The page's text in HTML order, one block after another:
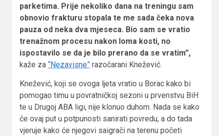
parketima. Prije nekoliko dana na treningu sam
obnovio frakturu stopala te me sada čeka nova
pauza od neka dva mjeseca. Bio sam se vratio
trenažnom procesu nakon loma kosti, no
ispostavilo se da je bilo prerano da se vratim”,
kaže za “Nezavisne” razočarani Knežević.
Knežević, koji se ovoga ljeta vratio u Borac kako bi
pomogao timu u povratničkoj sezoni u prvenstvu BiH
te u Drugoj ABA ligi, nije klonuo duhom. Nada se kako
će ovaj put u potpunosti sanirati povredu, a do tada
vjeruje kako će njegovi saigrači na terenu početi